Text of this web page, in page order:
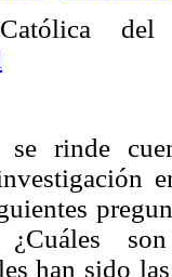
rinde
¿Cuáles
han sido